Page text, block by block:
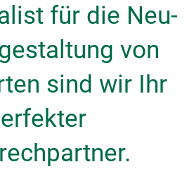
für die Neu-
von
sind wir Ihr